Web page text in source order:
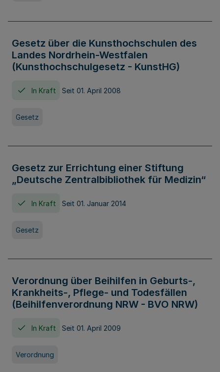
Gesetz über die Kunsthochschulen des
Landes Nordrhein-Westfalen
(Kunsthochschulgesetz - KunstHG)
In Kraft Seit 01. April 2008
Gesetz
Gesetz zur Errichtung einer Stiftung
„Deutsche Zentralbibliothek für Medizin“
In Kraft Seit 01. Januar 2014
Gesetz
Verordnung über Beihilfen in Geburts-,
Krankheits-, Pflege- und Todesfällen
(Beihilfenverordnung NRW - BVO NRW)
In Kraft Seit 01. April 2009
Verordnung